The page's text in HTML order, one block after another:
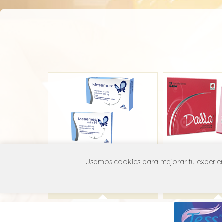
Mesames
Usamos cookies para mejorar tu